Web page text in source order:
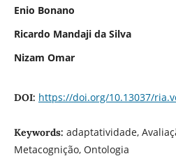
Enio Bonano
Ricardo Mandaji da Silva
Nizam Omar
DOI: https://doi.org/10.13037/
Keywords: adaptatividade,
Metacognição, Ontologia